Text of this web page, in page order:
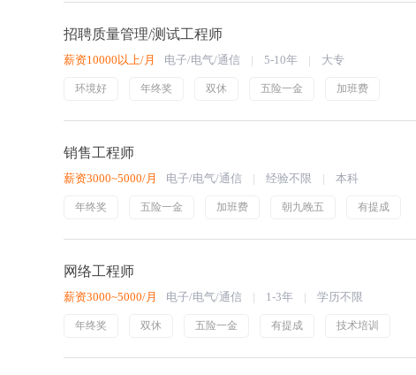
招聘质量管理/测试工程师
薪资10000以上/月 电子/电气/通信 5-10年 大专
环境好 年终奖 双休 五险一金 加班费
销售工程师
薪资3000~5000/月 电子/电气/通信 经验不限 本科
年终奖 五险一金 加班费 朝九晚五 有提成
网络工程师
薪资3000~5000/月 电子/电气/通信 1-3年 学历不限
年终奖 双休 五险一金 有提成 技术培训